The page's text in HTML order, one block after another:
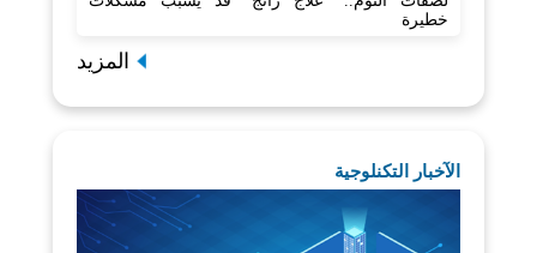
خطيرة
المزيد
الآخبار التكنلوجية